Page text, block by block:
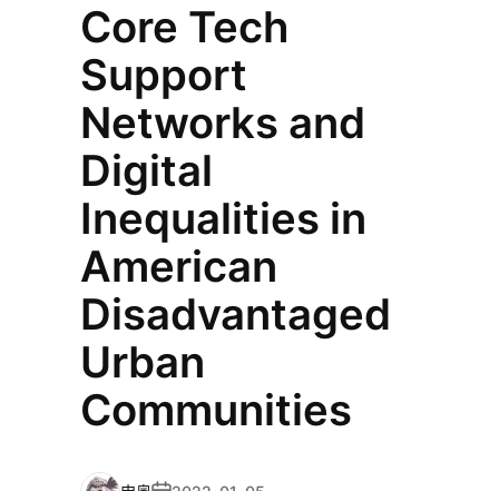
Core Tech
Support
Networks and
Digital
Inequalities in
American
Disadvantaged
Urban
Communities